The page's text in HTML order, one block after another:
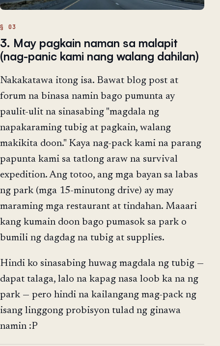
3. May pagkain naman sa malapit
(nag-panic kami nang walang dahilan)
Nakakatawa itong isa. Bawat blog post at
forum na binasa namin bago pumunta ay
paulit-ulit na sinasabing "magdala ng
napakaraming tubig at pagkain, walang
makikita doon." Kaya nag-pack kami na parang
papunta kami sa tatlong araw na survival
expedition. Ang totoo, ang mga bayan sa labas
ng park (mga 15-minutong drive) ay may
maraming mga restaurant at tindahan. Maaari
kang kumain doon bago pumasok sa park o
bumili ng dagdag na tubig at supplies.
Hindi ko sinasabing huwag magdala ng tubig —
dapat talaga, lalo na kapag nasa loob ka na ng
park — pero hindi na kailangang mag-pack ng
isang linggong probisyon tulad ng ginawa
namin :P